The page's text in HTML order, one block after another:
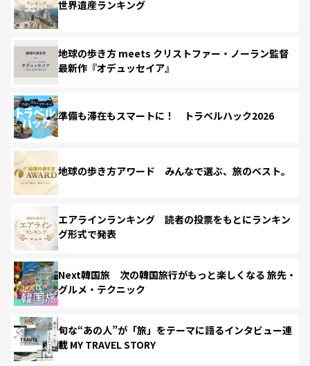
世界遺産ランキング
地球の歩き方 meets クリストファー・ノーラン監督
最新作『オデュッセイア』
準備も滞在もスマートに！ トラベルハック2026
地球の歩き方アワード みんなで選ぶ、旅のベスト。
エアラインランキング 読者の投票をもとにランキン
グ形式で発表
Next韓国旅 次の韓国旅行がもっと楽しくなる 旅先・
グルメ・テクニック
旬な“あの人”が「旅」をテーマに語るインタビュー連
載 MY TRAVEL STORY